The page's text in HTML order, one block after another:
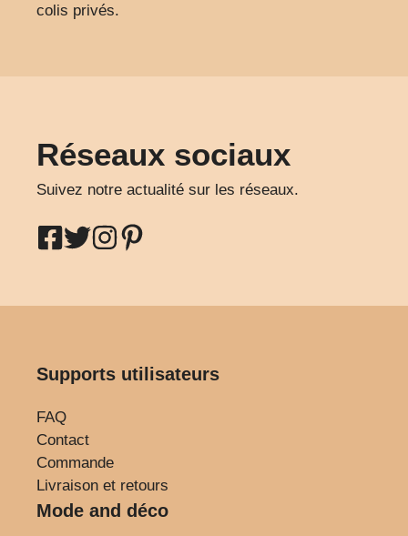
colis privés.
Réseaux sociaux
Suivez notre actualité sur les réseaux.
Supports utilisateurs
FAQ
Contact
Commande
Livraison et retours
Mode and déco